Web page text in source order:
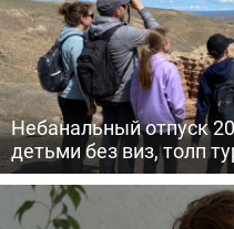
Небанальный отпуск
детьми без виз, толп